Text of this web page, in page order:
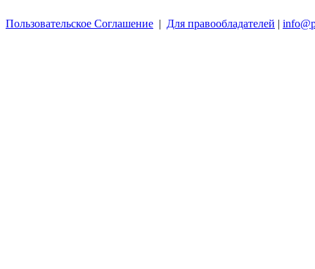
Пользовательское Соглашение | Для правообладателей |